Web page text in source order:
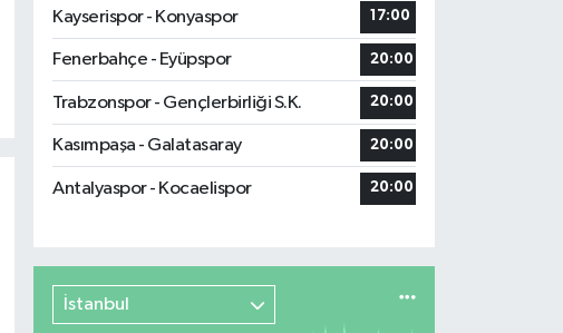
Kayserispor - Konyaspor
17:00
Fenerbahçe - Eyüpspor 20:00
Trabzonspor - Gençlerbirliği S.K. 20:00
Kasımpaşa - Galatasaray 20:00
Antalyaspor - Kocaelispor 20:00
İstanbul